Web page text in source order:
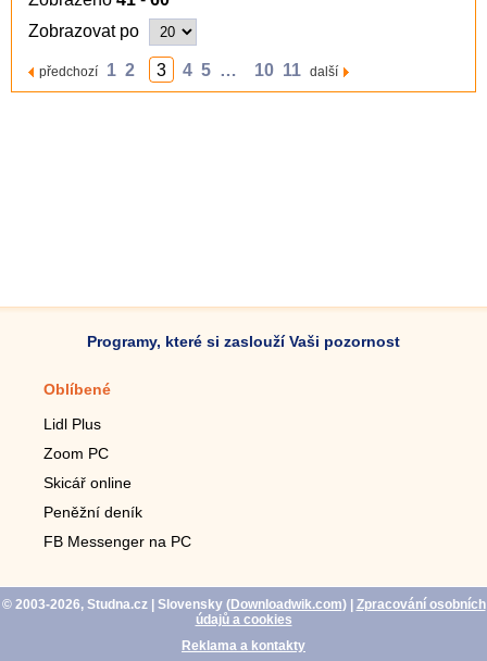
Zobrazovat po
předchozí 1 2 3 4 5 … 10 11 další
Programy, které si zaslouží Vaši pozornost
Oblíbené
Lidl Plus
Zoom PC
Skicář online
Peněžní deník
FB Messenger na PC
© 2003-2026, Studna.cz| Slovensky (Downloadwik.com)| Zpracování osobních
údajů a cookies
Reklama a kontakty